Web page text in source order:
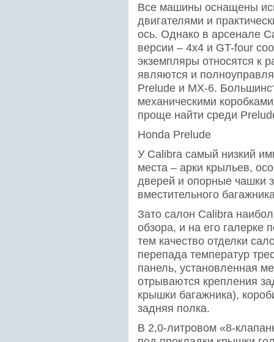
Все машины оснащены
двигателями и
ось. Однако в арсенале
версии – 4х4 и GT-four
экземпляры относятся к
являются и
Prelude и MX-6.
механическими
проще найти среди
Honda Prelude
У Calibra самый низкий
места – арки крыльев,
дверей и опорные чашки
вместительного
Зато салон Calibra
обзора, и на его галерке
тем качество отделки
перепада температур
панель, установленная
отрываются крепления
крышки багажника),
задняя полка.
В 2,0-литровом «8-